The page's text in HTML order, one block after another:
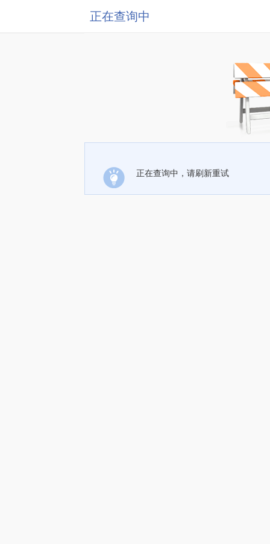
正在查询中
正在查询中，请刷新重试